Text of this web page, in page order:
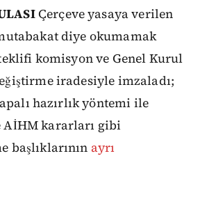
Çerçeve yasaya verilen
diye okumamak
komisyon ve Genel Kurul
iradesiyle imzaladı;
hazırlık yöntemi ile
AİHM kararları gibi
başlıklarının ayrı